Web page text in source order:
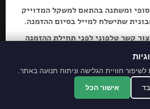
סופי ומשתנה בהתאם למשקל המדוייק
שתישלח למייל בסיום ההזמנה.
קשר טלפוני לפני תחילת ההזמנה
מתחייבים לסחורה הכי
עם נגישות מלאה לנכים.
חוויית הגלישה וניתוח תנועה באתר.
אישור הכל